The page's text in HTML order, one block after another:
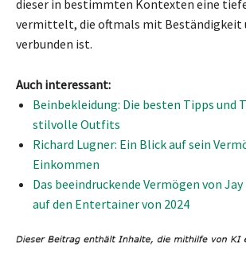
dieser in bestimmten Kontexten eine
vermittelt, die oftmals mit Beständigkeit
verbunden ist.
Auch interessant:
Beinbekleidung: Die besten Tipps und
stilvolle Outfits
Richard Lugner: Ein Blick auf sein
Einkommen
Das beeindruckende Vermögen von
auf den Entertainer von 2024